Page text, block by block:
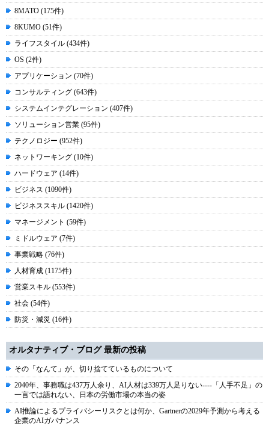
8MATO (175件)
8KUMO (51件)
ライフスタイル (434件)
OS (2件)
アプリケーション (70件)
コンサルティング (643件)
システムインテグレーション (407件)
ソリューション営業 (95件)
テクノロジー (952件)
ネットワーキング (10件)
ハードウェア (14件)
ビジネス (1090件)
ビジネススキル (1420件)
マネージメント (59件)
ミドルウェア (7件)
事業戦略 (76件)
人材育成 (1175件)
営業スキル (553件)
社会 (54件)
防災・減災 (16件)
オルタナティブ・ブログ 最新の投稿
その「なんて」が、切り捨てているものについて
2040年、事務職は437万人余り、AI人材は339万人足りない----「人手不足」の
一言では語れない、日本の労働市場の本当の姿
AI推論によるプライバシーリスクとは何か、Gartnerの2029年予測から考える
企業のAIガバナンス